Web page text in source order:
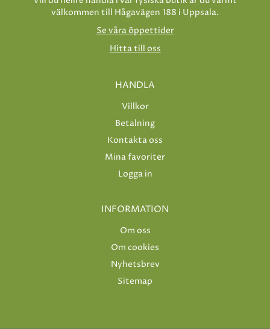
välkommen till Hågavägen 188 i Uppsala.
Se våra öppettider
Hitta till oss
HANDLA
Villkor
Betalning
Kontakta oss
Mina favoriter
Logga in
INFORMATION
Om oss
Om cookies
Nyhetsbrev
Sitemap